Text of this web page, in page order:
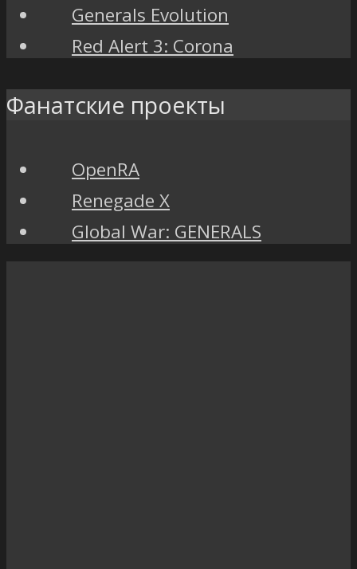
Generals Evolution
Red Alert 3: Corona
Фанатские проекты
OpenRA
Renegade X
Global War: GENERALS